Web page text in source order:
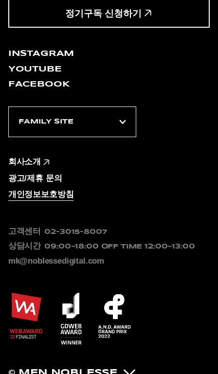
정기구독 신청하기
INSTAGRAM
YOUTUBE
FACEBOOK
회사소개
광고/제휴 문의
개인정보보호방침
고객센터 02-3015-8007
상담시간 09:00~18:00 OFF TIME 12:00~13:00
mk@noblessedigital.com